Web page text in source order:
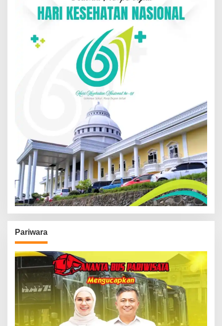
Pariwara